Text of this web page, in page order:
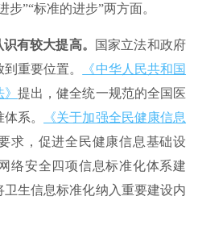
”“标准的进步”两方面。
有较大提高。
国家立法和政府
重要位置。
《中华人民共和国
》提出，健全统一规范的全国医
系。
《关于加强全民健康信息
求，促进全民健康信息基础设
络安全四项信息标准化体系建
生信息标准化纳入重要建设内